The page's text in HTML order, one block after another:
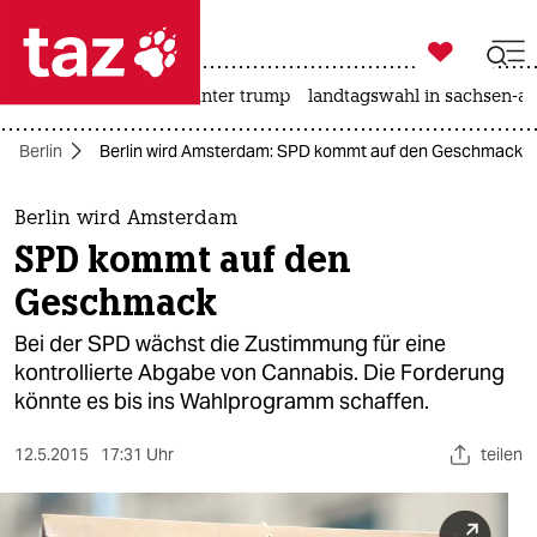
 taz zahl ich
taz zahl ich
themen
politik
öko
gesellschaft
sport

taz zahl ich
usa unter trump landtagswahl in sachsen-
Berlin Berlin wird Amsterdam: SPD kommt auf den Geschmack
Berlin wird Amsterdam
SPD kommt auf den
Geschmack
Bei der SPD wächst die Zustimmung für eine
kontrollierte Abgabe von Cannabis. Die Forderung
könnte es bis ins Wahlprogramm schaffen.
12.5.2015 17:31 Uhr teilen